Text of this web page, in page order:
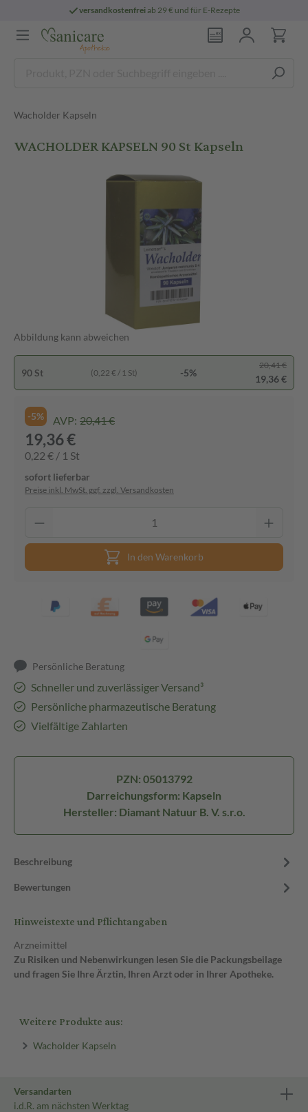
versandkostenfreiab 29 € und für E-Rezepte
Wacholder Kapseln
WACHOLDER KAPSELN 90 St Kapseln
Abbildung kann abweichen
90 St (0,22 € / 1 St) -5%
20,41 €
19,36 €
-5% AVP: 20,41 €
19,36 €
0,22 € / 1 St
sofort lieferbar
Preise inkl. MwSt. ggf. zzgl. Versandkosten
In den Warenkorb
Persönliche Beratung
Schneller und zuverlässiger Versand³
Persönliche pharmazeutische Beratung
Vielfältige Zahlarten
PZN: 05013792
Darreichungsform: Kapseln
Hersteller: Diamant Natuur B. V. s.r.o.
Beschreibung
Bewertungen
Hinweistexte und Pflichtangaben
Arzneimittel
Zu Risiken und Nebenwirkungen lesen Sie die Packungsbeilage
und fragen Sie Ihre Ärztin, Ihren Arzt oder in Ihrer Apotheke.
Weitere Produkte aus:
Wacholder Kapseln
Versandarten
i.d.R. am nächsten Werktag